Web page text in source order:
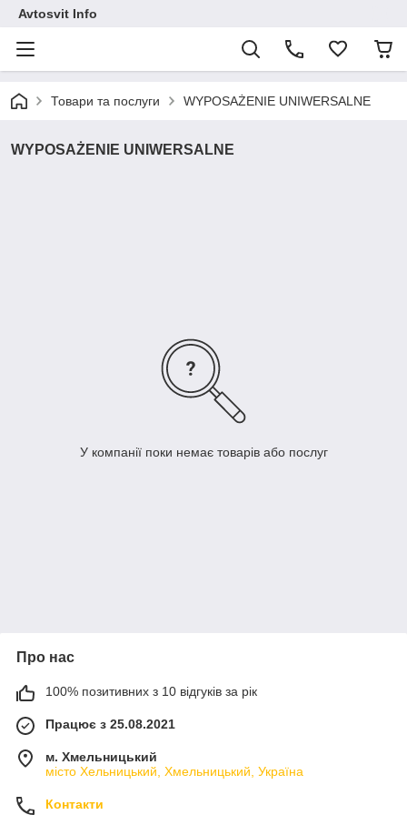
Avtosvit Info
Товари та послуги WYPOSAŻENIE UNIWERSALNE
WYPOSAŻENIE UNIWERSALNE
У компанії поки немає товарів або послуг
Про нас
100% позитивних з 10 відгуків за рік
Працює з 25.08.2021
м. Хмельницький
місто Хельницький, Хмельницький, Україна
Контакти